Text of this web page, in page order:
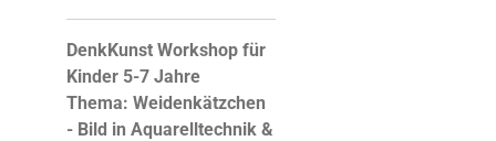
DenkKunst Workshop für
Kinder 5-7 Jahre
Thema: Weidenkätzchen
- Bild in Aquarelltechnik &